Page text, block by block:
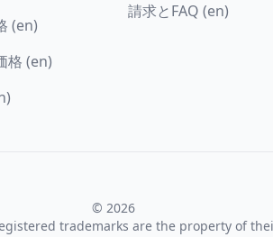
(en)
格 (en)
請求とFAQ (en)
© 2026
trademarks are the property of